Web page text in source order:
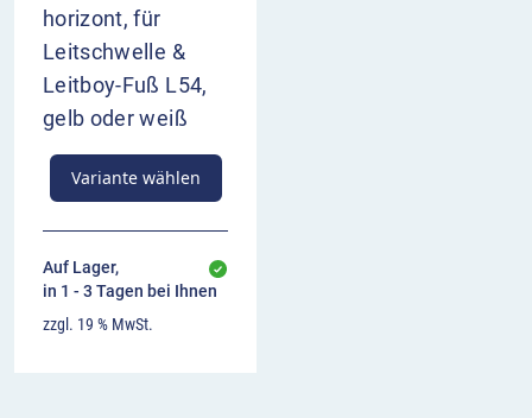
horizont, für
Leitschwelle &
Leitboy-Fuß L54,
gelb oder weiß
Variante wählen
Auf Lager,
in 1 - 3 Tagen bei Ihnen
zzgl. 19 % MwSt.